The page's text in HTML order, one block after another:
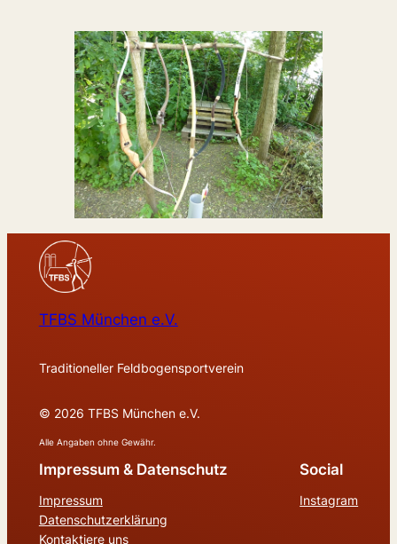
TFBS München e.V.
Traditioneller Feldbogensportverein
© 2026 TFBS München e.V.
Alle Angaben ohne Gewähr.
Impressum & Datenschutz
Impressum
Datenschutzerklärung
Kontaktiere uns
Social
Instagram